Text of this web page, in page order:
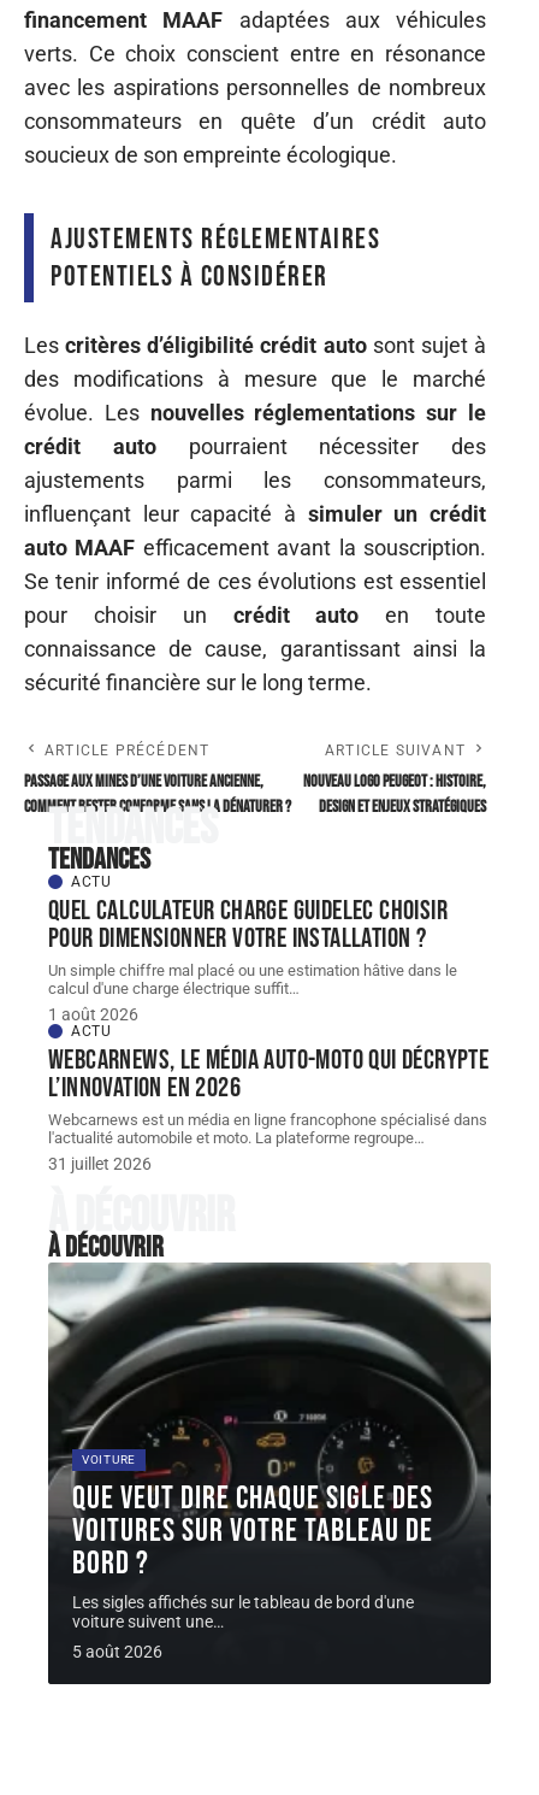
financement MAAF adaptées aux véhicules
verts. Ce choix conscient entre en résonance
avec les aspirations personnelles de nombreux
consommateurs en quête d’un crédit auto
soucieux de son empreinte écologique.
Ajustements réglementaires
potentiels à considérer
Lescritères d’éligibilité crédit autosont sujet à
des modifications à mesure que le marché
évolue. Les nouvelles réglementations sur le
crédit autopourraient nécessiter des
ajustements parmi les consommateurs,
influençant leur capacité à simuler un crédit
auto MAAF efficacement avant la souscription.
Se tenir informé de ces évolutions est essentiel
pour choisir un crédit auto en toute
connaissance de cause, garantissant ainsi la
sécurité financière sur le long terme.
ARTICLE PRÉCÉDENT
Passage aux Mines d’une voiture ancienne,
comment rester conforme sans la dénaturer ?
ARTICLE SUIVANT
Nouveau logo Peugeot : histoire,
design et enjeux stratégiques
Tendances
Tendances
ACTU
Quel Calculateur charge guidelec choisir
pour dimensionner votre installation ?
Un simple chiffre mal placé ou une estimation hâtive dans le
calcul d'une charge électrique suffit…
1 août 2026
ACTU
Webcarnews, le média auto-moto qui décrypte
l’innovation en 2026
Webcarnews est un média en ligne francophone spécialisé dans
l'actualité automobile et moto. La plateforme regroupe…
31 juillet 2026
À découvrir
À découvrir
VOITURE
Que veut dire chaque sigle des
voitures sur votre tableau de
bord ?
Les sigles affichés sur le tableau de bord d'une
voiture suivent une…
5 août 2026